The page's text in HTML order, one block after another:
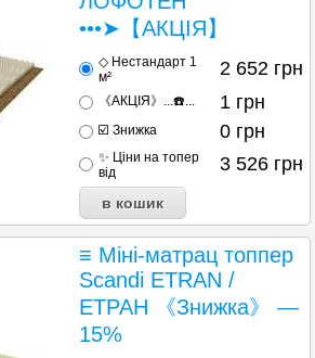
•••➤【АКЦІЯ】
◇ Нестандарт 1
м²
2 652 грн
《АКЦІЯ》...☎️... 1 грн
☑️ Знижка 0 грн
✨ Ціни на топер
від
3 526 грн
≡ Міні-матрац топпер
Scandi ETRAN /
ЕТРАН 《Знижка》 —
15%